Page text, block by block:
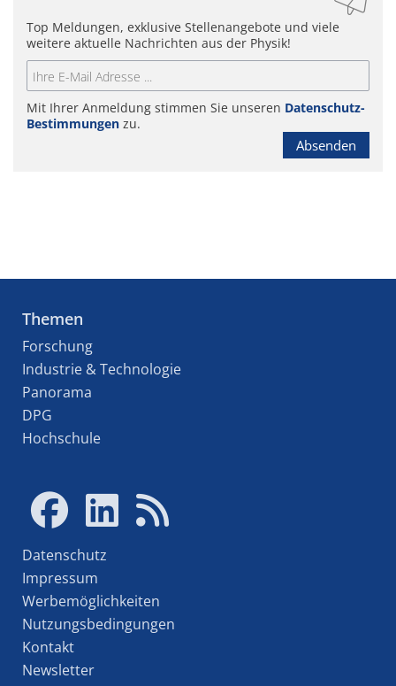
Top Meldungen, exklusive Stellenangebote und viele
weitere aktuelle Nachrichten aus der Physik!
Mit Ihrer Anmeldung stimmen Sie unseren Datenschutz-
Bestimmungen zu.
Absenden
Themen
Forschung
Industrie & Technologie
Panorama
DPG
Hochschule
Datenschutz
Impressum
Werbemöglichkeiten
Nutzungsbedingungen
Kontakt
Newsletter